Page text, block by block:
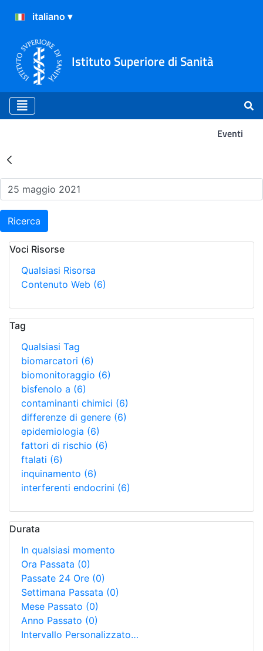
Istituto Superiore di Sanità
Eventi
Risultati della Ricerca -
Ricerca
Voci Risorse
Qualsiasi Risorsa
Contenuto Web (6)
Tag
Qualsiasi Tag
biomarcatori (6)
biomonitoraggio (6)
bisfenolo a (6)
contaminanti chimici (6)
differenze di genere (6)
epidemiologia (6)
fattori di rischio (6)
ftalati (6)
inquinamento (6)
interferenti endocrini (6)
Durata
In qualsiasi momento
Ora Passata (0)
Passate 24 Ore (0)
Settimana Passata (0)
Mese Passato (0)
Anno Passato (0)
Intervallo Personalizzato…